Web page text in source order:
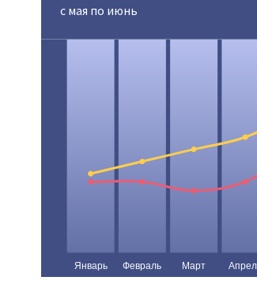
с мая по июнь